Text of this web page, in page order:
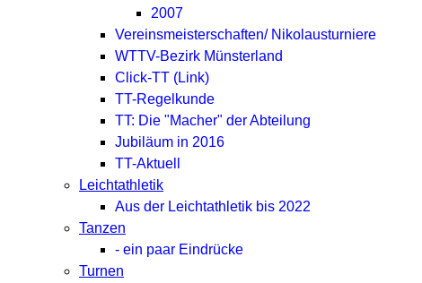
2007
Vereinsmeisterschaften/ Nikolausturniere
WTTV-Bezirk Münsterland
Click-TT (Link)
TT-Regelkunde
TT: Die "Macher" der Abteilung
Jubiläum in 2016
TT-Aktuell
Leichtathletik
Aus der Leichtathletik bis 2022
Tanzen
- ein paar Eindrücke
Turnen